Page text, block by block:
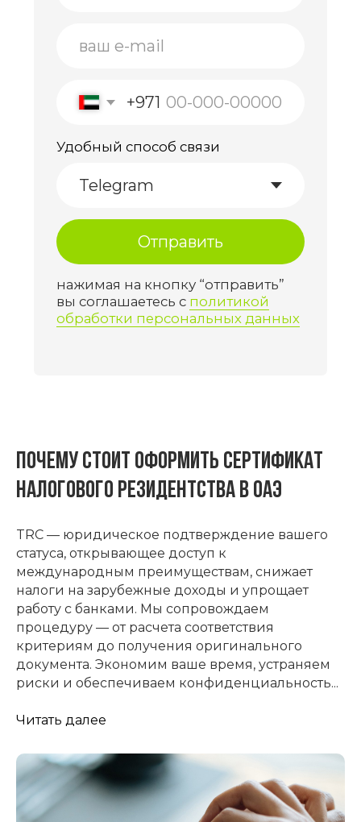
Почему стоит оформить сертификат
налогового резидентства в ОАЭ
TRC — юридическое подтверждение вашего
статуса, открывающее доступ к
международным преимуществам, снижает
налоги на зарубежные доходы и упрощает
работу с банками. Мы сопровождаем
процедуру — от расчета соответствия
критериям до получения оригинального
документа. Экономим ваше время, устраняем
риски и обеспечиваем конфиденциальность...
Читать далее